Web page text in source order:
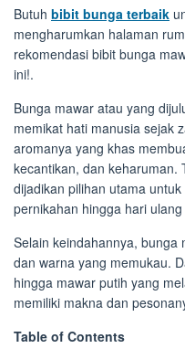
Butuh bibit bunga terbaik
mengharumkan halaman
rekomendasi bibit bunga
ini!.
Bunga mawar atau yang
memikat hati manusia sejak
aromanya yang khas
kecantikan, dan keharuman.
dijadikan pilihan utama
pernikahan hingga hari
Selain keindahannya, bunga
dan warna yang memukau.
hingga mawar putih yang
memiliki makna dan
Table of Contents